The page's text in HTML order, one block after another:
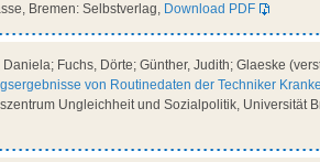
Bremen: Selbstverlag, Download PDF
Daniela; Fuchs, Dörte; Günther, Judith; Glaeske
von Routinedaten der Techniker
Ungleichheit und Sozialpolitik, Universität